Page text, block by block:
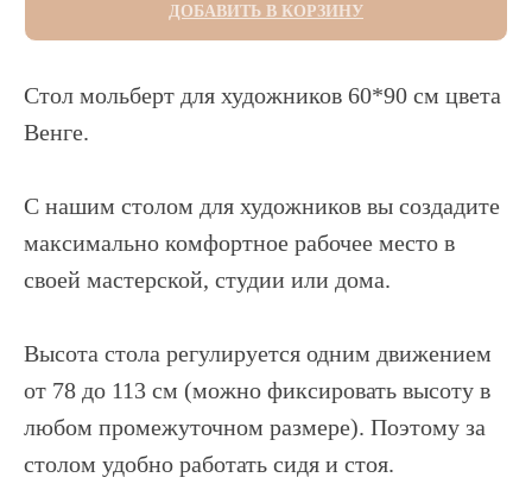
ДОБАВИТЬ В КОРЗИНУ
Стол мольберт для художников 60*90 см цвета
Венге.
С нашим столом для художников вы создадите
максимально комфортное рабочее место в
своей мастерской, студии или дома.
Высота стола регулируется одним движением
от 78 до 113 см (можно фиксировать высоту в
любом промежуточном размере). Поэтому за
столом удобно работать сидя и стоя.